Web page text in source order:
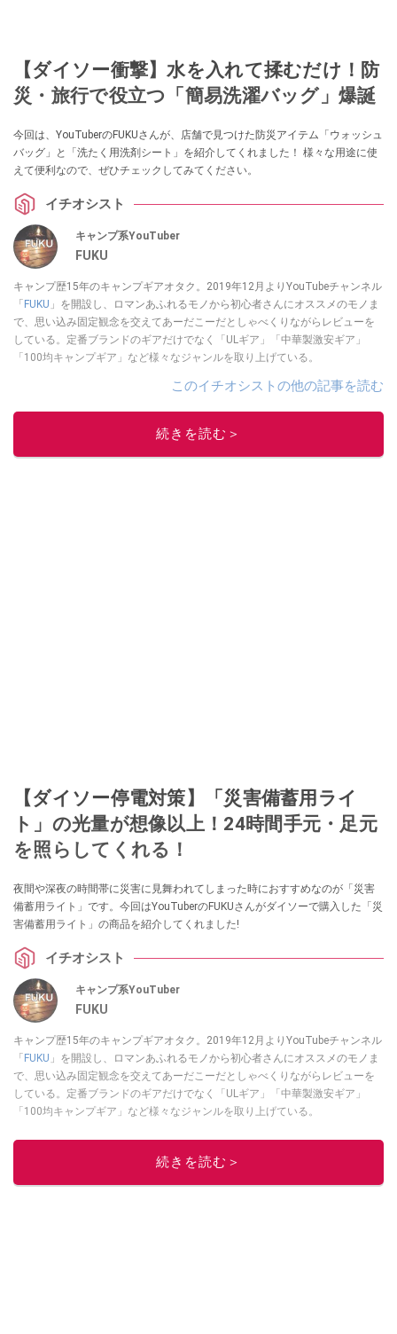
【ダイソー衝撃】水を入れて揉むだけ！防
災・旅行で役立つ「簡易洗濯バッグ」爆誕
今回は、YouTuberのFUKUさんが、店舗で見つけた防災アイテム「ウォッシュ
バッグ」と「洗たく用洗剤シート」を紹介してくれました！ 様々な用途に使
えて便利なので、ぜひチェックしてみてください。
イチオシスト
キャンプ系YouTuber
FUKU
キャンプ歴15年のキャンプギアオタク。2019年12月よりYouTubeチャンネル
「 FUKU 」を開設し、ロマンあふれるモノから初心者さんにオススメのモノま
で、思い込み固定観念を交えてあーだこーだとしゃべくりながらレビューを
している。定番ブランドのギアだけでなく「ULギア」「中華製激安ギア」
「100均キャンプギア」など様々なジャンルを取り上げている。
このイチオシストの他の記事を読む
続きを読む＞
【ダイソー停電対策】「災害備蓄用ライ
ト」の光量が想像以上！24時間手元・足元
を照らしてくれる！
夜間や深夜の時間帯に災害に見舞われてしまった時におすすめなのが「災害
備蓄用ライト」です。今回はYouTuberのFUKUさんがダイソーで購入した「災
害備蓄用ライト」の商品を紹介してくれました!
イチオシスト
キャンプ系YouTuber
FUKU
キャンプ歴15年のキャンプギアオタク。2019年12月よりYouTubeチャンネル
「 FUKU 」を開設し、ロマンあふれるモノから初心者さんにオススメのモノま
で、思い込み固定観念を交えてあーだこーだとしゃべくりながらレビューを
している。定番ブランドのギアだけでなく「ULギア」「中華製激安ギア」
「100均キャンプギア」など様々なジャンルを取り上げている。
このイチオシストの他の記事を読む
続きを読む＞